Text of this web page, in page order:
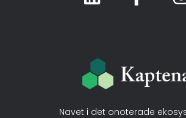
Navet i det onoterade